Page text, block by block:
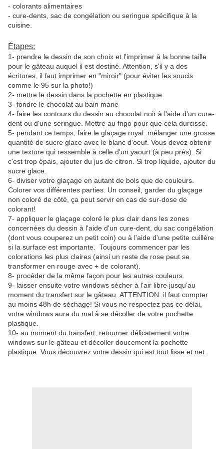
- colorants alimentaires
- cure-dents, sac de congélation ou seringue spécifique à la
cuisine.
Étapes:
1- prendre le dessin de son choix et l'imprimer à la bonne taille
pour le gâteau auquel il est destiné. Attention, s'il y a des
écritures, il faut imprimer en "miroir" (pour éviter les soucis
comme le 95 sur la photo!)
2- mettre le dessin dans la pochette en plastique.
3- fondre le chocolat au bain marie
4- faire les contours du dessin au chocolat noir à l'aide d'un cure-
dent ou d'une seringue. Mettre au frigo pour que cela durcisse.
5- pendant ce temps, faire le glaçage royal: mélanger une grosse
quantité de sucre glace avec le blanc d'oeuf. Vous devez obtenir
une texture qui ressemble à celle d'un yaourt (à peu près). Si
c'est trop épais, ajouter du jus de citron. Si trop liquide, ajouter du
sucre glace.
6- diviser votre glaçage en autant de bols que de couleurs.
Colorer vos différentes parties. Un conseil, garder du glaçage
non coloré de côté, ça peut servir en cas de sur-dose de
colorant!
7- appliquer le glaçage coloré le plus clair dans les zones
concernées du dessin à l'aide d'un cure-dent, du sac congélation
(dont vous couperez un petit coin) ou à l'aide d'une petite cuillère
si la surface est importante. Toujours commencer par les
colorations les plus claires (ainsi un reste de rose peut se
transformer en rouge avec + de colorant).
8- procéder de la même façon pour les autres couleurs.
9- laisser ensuite votre windows sécher à l'air libre jusqu'au
moment du transfert sur le gâteau. ATTENTION: il faut compter
au moins 48h de séchage! Si vous ne respectez pas ce délai,
votre windows aura du mal à se décoller de votre pochette
plastique.
10- au moment du transfert, retourner délicatement votre
windows sur le gâteau et décoller doucement la pochette
plastique. Vous découvrez votre dessin qui est tout lisse et net.